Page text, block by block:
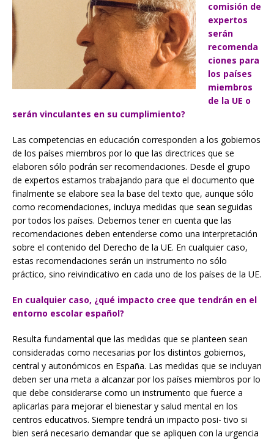
comisión de
expertos
serán
recomenda
ciones para
los países
miembros
de la UE o
serán vinculantes en su cumplimiento?
Las competencias en educación corresponden a los gobiernos
de los países miembros por lo que las directrices que se
elaboren sólo podrán ser recomendaciones. Desde el grupo
de expertos estamos trabajando para que el documento que
finalmente se elabore sea la base del texto que, aunque sólo
como recomendaciones, incluya medidas que sean seguidas
por todos los países. Debemos tener en cuenta que las
recomendaciones deben entenderse como una interpretación
sobre el contenido del Derecho de la UE. En cualquier caso,
estas recomendaciones serán un instrumento no sólo
práctico, sino reivindicativo en cada uno de los países de la UE.
En cualquier caso, ¿qué impacto cree que tendrán en el
entorno escolar español?
Resulta fundamental que las medidas que se planteen sean
consideradas como necesarias por los distintos gobiernos,
central y autonómicos en España. Las medidas que se incluyan
deben ser una meta a alcanzar por los países miembros por lo
que debe considerarse como un instrumento que fuerce a
aplicarlas para mejorar el bienestar y salud mental en los
centros educativos. Siempre tendrá un impacto posi- tivo si
bien será necesario demandar que se apliquen con la urgencia